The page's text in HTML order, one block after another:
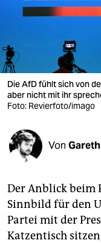
wahrheit
verlag
veranstaltungen
shop
fragen & hilfe
unterstützen
genossenschaft
epaper login
Die AfD fühlt sich von
aber nicht mit ihr
Foto: Revierfoto/imago
Von
Der Anblick beim
Sinnbild für den
Partei mit der
Katzentisch